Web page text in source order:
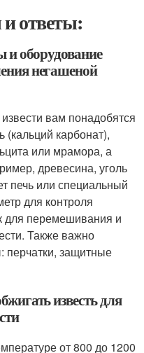
ответы:
оборудование
негашеной
вам понадобятся
карбонат),
или мрамора, а
древесина, уголь
печь или специальный
для контроля
для перемешивания и
Также важно
перчатки, защитные
известь для
от 800 до 1200